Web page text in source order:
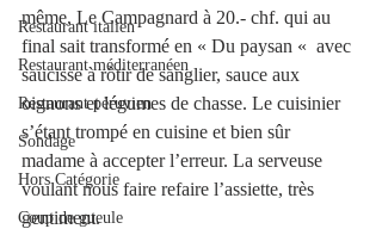
Restaurant italien
Restaurant méditerranéen
Restaurant péruvien
Sondage
Hors Catégorie
Coup de gueule
même, Le Campagnard à 20.- chf. qui au
final sait transformé en « Du paysan «  avec
saucisse à rôtir de sanglier, sauce aux
oignons et légumes de chasse. Le cuisinier
s’étant trompé en cuisine et bien sûr
madame à accepter l’erreur. La serveuse
voulant nous faire refaire l’assiette, très
gentiment.